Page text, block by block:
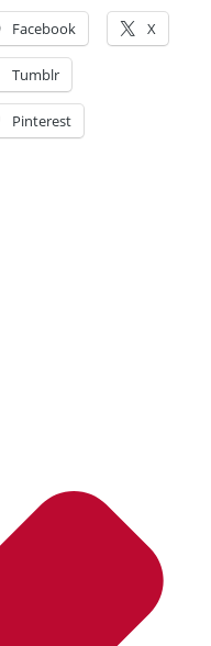
Facebook X
Tumblr
Pinterest